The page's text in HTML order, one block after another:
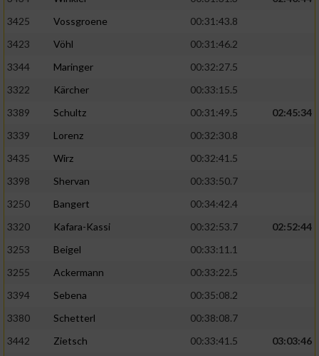
3425
Vossgroene
00:31:43.8
3423
Vöhl
00:31:46.2
3344
Maringer
00:32:27.5
3322
Kärcher
00:33:15.5
3389
Schultz 00:31:49.5
02:45:34
3339
Lorenz
00:32:30.8
3435
Wirz
00:32:41.5
3398
Shervan
00:33:50.7
3250
Bangert
00:34:42.4
3320
Kafara-Kassi 00:32:53.7
02:52:44
3253
Beigel
00:33:11.1
3255
Ackermann
00:33:22.5
3394
Sebena
00:35:08.2
3380
Schetterl
00:38:08.7
3442
Zietsch 00:33:41.5
03:03:46